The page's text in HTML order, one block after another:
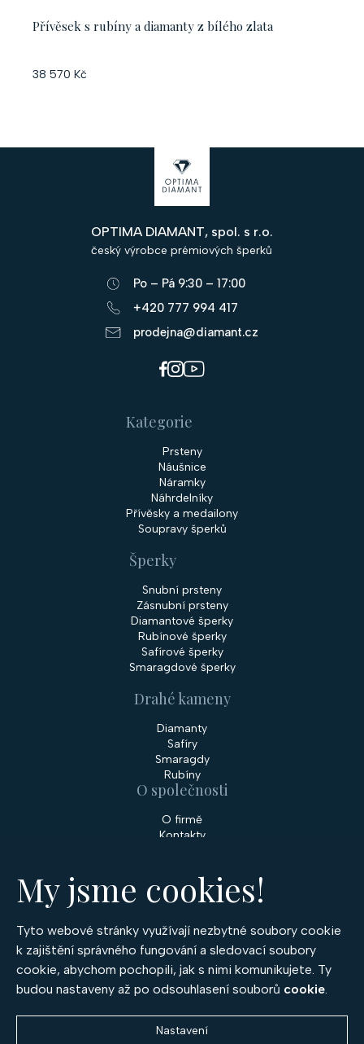
My jsme cookies!
Tyto webové stránky využívají nezbytné soubory cookie
k zajištění správného fungování a sledovací soubory
cookie, abychom pochopili, jak s nimi komunikujete. Ty
budou nastaveny až po odsouhlasení souborů cookie.
Nastavení
Přívěsek s rubíny a diamanty z bílého zlata
38 570 Kč
OPTIMA DIAMANT, spol. s r.o.
český výrobce prémiových šperků
Po – Pá 9:30 – 17:00
+420 777 994 417
prodejna@diamant.cz
Kategorie
Prsteny
Náušnice
Náramky
Náhrdelníky
Přívěsky a medailony
Soupravy šperků
Šperky
Snubní prsteny
Zásnubní prsteny
Diamantové šperky
Rubínové šperky
Safírové šperky
Smaragdové šperky
Drahé kameny
Diamanty
Safíry
Smaragdy
Rubíny
O společnosti
O firmě
Kontakty
Služby
Zakázková výroba šperků
Nakupování
Obchodní podmínky
GDPR